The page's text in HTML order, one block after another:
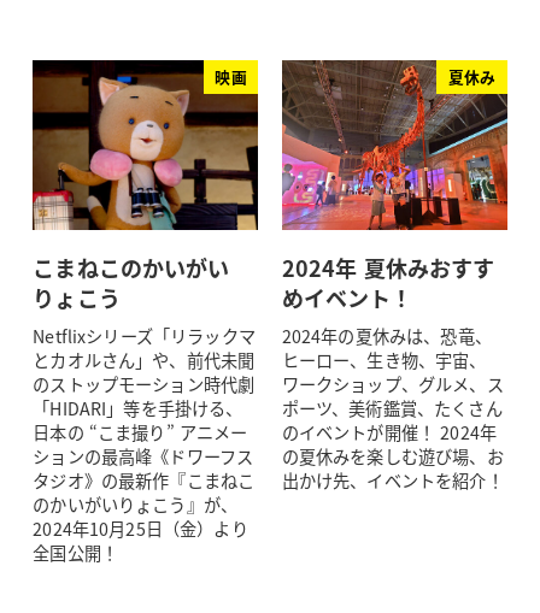
映画
こまねこのかいがい
りょこう
Netflixシリーズ「リラックマ
とカオルさん」や、前代未聞
のストップモーション時代劇
「HIDARI」等を手掛ける、
日本の “こま撮り” アニメー
ションの最高峰《ドワーフス
タジオ》の最新作『こまねこ
のかいがいりょこう』が、
2024年10月25日（金）より
全国公開！
夏休み
2024年 夏休みおすす
めイベント！
2024年の夏休みは、恐竜、
ヒーロー、生き物、宇宙、
ワークショップ、グルメ、ス
ポーツ、美術鑑賞、たくさん
のイベントが開催！ 2024年
の夏休みを楽しむ遊び場、お
出かけ先、イベントを紹介！